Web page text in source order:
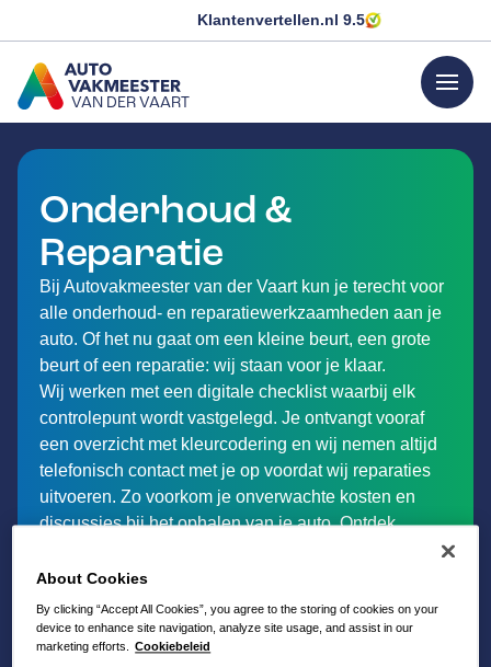
Klantenvertellen.nl 9.5
VAN DER VAART
GA NAAR DE HOMEPAGINA
menu
Onderhoud &
Reparatie
Bij Autovakmeester van der Vaart kun je terecht voor
alle onderhoud- en reparatiewerkzaamheden aan je
auto. Of het nu gaat om een kleine beurt, een grote
beurt of een reparatie: wij staan voor je klaar.
Wij werken met een digitale checklist waarbij elk
controlepunt wordt vastgelegd. Je ontvangt vooraf
een overzicht met kleurcodering en wij nemen altijd
telefonisch contact met je op voordat wij reparaties
uitvoeren. Zo voorkom je onverwachte kosten en
discussies bij het ophalen van je auto. Ontdek
Autovakmeester Van der Vaart in Overasselt
aanbiedt.
About Cookies
By clicking “Accept All Cookies”, you agree to the storing of cookies on your
device to enhance site navigation, analyze site usage, and assist in our
marketing efforts.
Cookiebeleid